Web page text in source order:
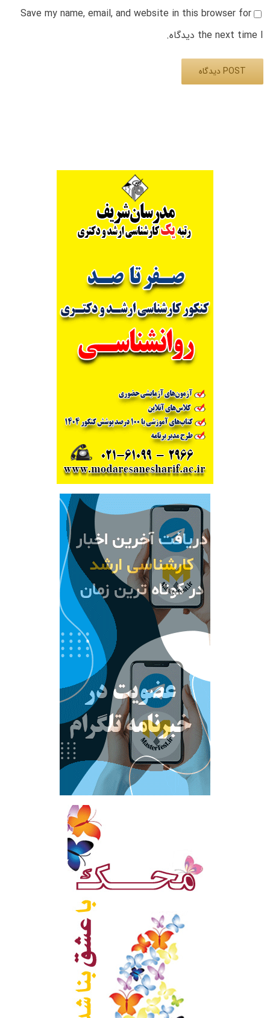
Save my name, email, and website in this browser for
the next time I دیدگاه.